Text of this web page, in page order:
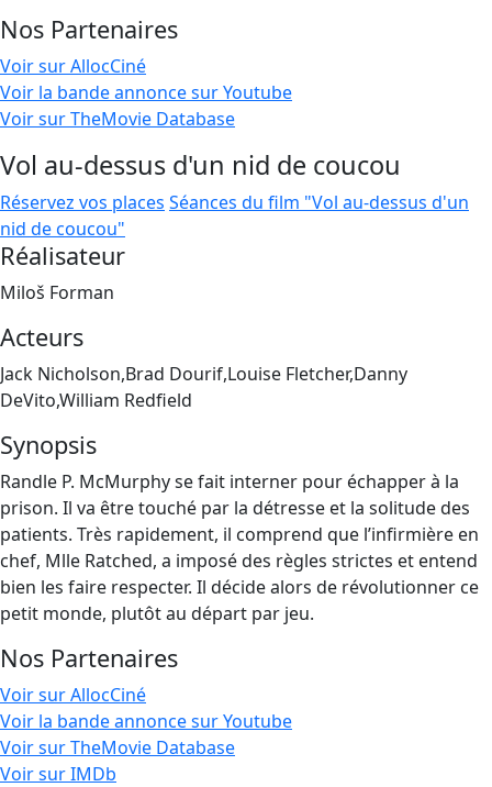
Nos Partenaires
Voir sur AllocCiné
Voir la bande annonce sur Youtube
Voir sur TheMovie Database
Vol au-dessus d'un nid de coucou
Réservez vos places Séances du film "Vol au-dessus d'un
nid de coucou"
Réalisateur
Miloš Forman
Acteurs
Jack Nicholson,Brad Dourif,Louise Fletcher,Danny
DeVito,William Redfield
Synopsis
Randle P. McMurphy se fait interner pour échapper à la
prison. Il va être touché par la détresse et la solitude des
patients. Très rapidement, il comprend que l’infirmière en
chef, Mlle Ratched, a imposé des règles strictes et entend
bien les faire respecter. Il décide alors de révolutionner ce
petit monde, plutôt au départ par jeu.
Nos Partenaires
Voir sur AllocCiné
Voir la bande annonce sur Youtube
Voir sur TheMovie Database
Voir sur IMDb